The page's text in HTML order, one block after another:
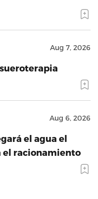
Aug 7, 2026
Aug 6, 2026
el agua el
el racionamiento